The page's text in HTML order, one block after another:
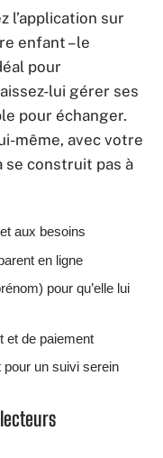
l’application sur
enfant – le
pour
lui gérer ses
pour échanger.
même, avec votre
se construit pas à
aux besoins
en ligne
pour qu’elle lui
et de paiement
pour un suivi serein